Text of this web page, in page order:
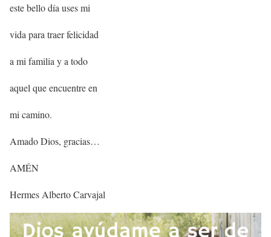
este bello día uses mi
vida para traer felicidad
a mi familia y a todo
aquel que encuentre en
mi camino.
Amado Dios, gracias…
AMÉN
Hermes Alberto Carvajal